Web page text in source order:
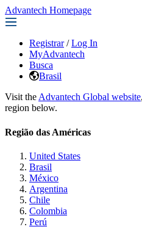
Advantech Homepage
Registrar / Log In
MyAdvantech
Busca
Brasil
Visit the Advantech Global website
region below.
Região das Américas
United States
Brasil
México
Argentina
Chile
Colombia
Perú